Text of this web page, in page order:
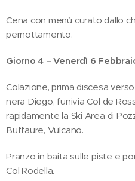
Cena con menù curato dallo
pernottamento.
Giorno 4 – Venerdì 6
Colazione, prima discesa
nera Diego, funivia Col de
rapidamente la Ski Area di
Buffaure, Vulcano.
Pranzo in baita sulle piste e
Col Rodella.